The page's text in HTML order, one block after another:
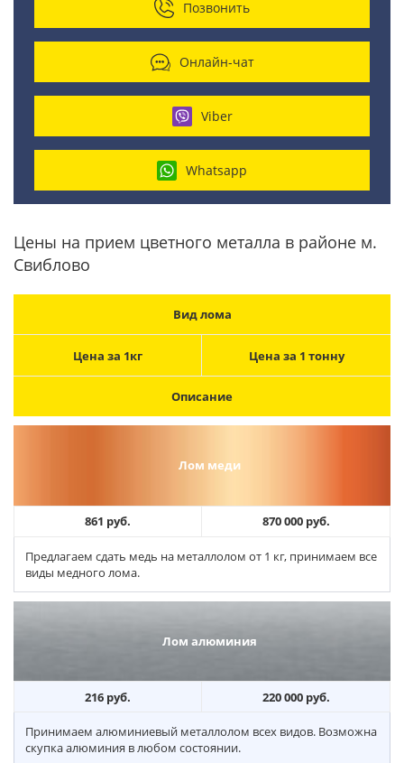
Позвонить
Онлайн-чат
Viber
Whatsapp
Цены на прием цветного металла в районе м.
Свиблово
Вид лома
Цена за 1кг Цена за 1 тонну
Описание
Лом меди
861 руб. 870 000 руб.
Предлагаем сдать медь на металлолом от 1 кг, принимаем все
виды медного лома.
Лом алюминия
216 руб. 220 000 руб.
Принимаем алюминиевый металлолом всех видов. Возможна
скупка алюминия в любом состоянии.